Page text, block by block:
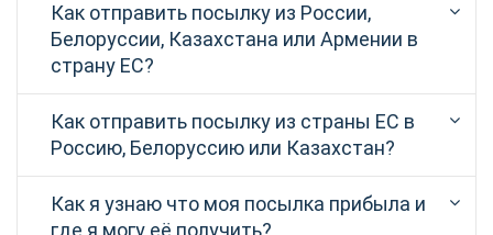
Как отправить посылку из России,
Белоруссии, Казахстана или Армении в
страну ЕС?
Как отправить посылку из страны ЕС в
Россию, Белоруссию или Казахстан?
Как я узнаю что моя посылка прибыла и